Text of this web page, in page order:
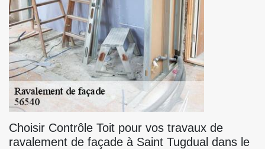
Choisir Contrôle Toit pour vos travaux de
ravalement de façade à Saint Tugdual dans le